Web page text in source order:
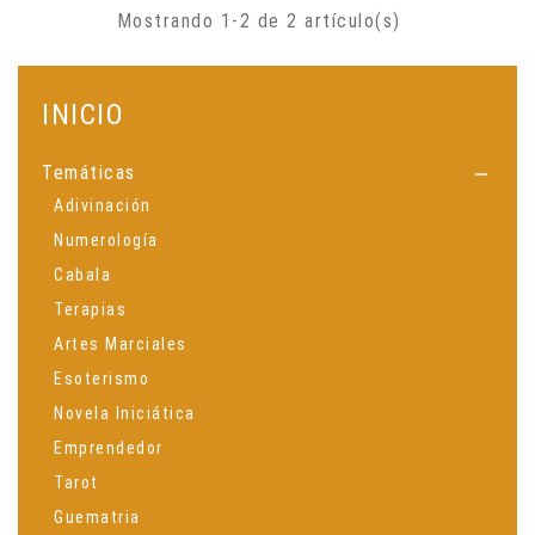
Mostrando 1-2 de 2 artículo(s)
INICIO
Temáticas 
Adivinación
Numerología
Cabala
Terapias
Artes Marciales
Esoterismo
Novela Iniciática
Emprendedor
Tarot
Guematria